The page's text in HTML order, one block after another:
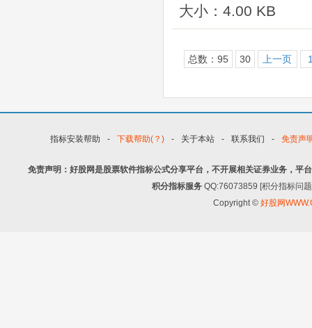
大小：4.00 KB
总数：95 30 上一页
指标安装帮助 - 下载帮助(？) - 关于本站 - 联系我们 - 免责声
免责声明：好股网是股票软件指标公式分享平台，不开展相关证券业务，平
积分指标服务 QQ:76073859 [积分指标问
Copyright © 好股网